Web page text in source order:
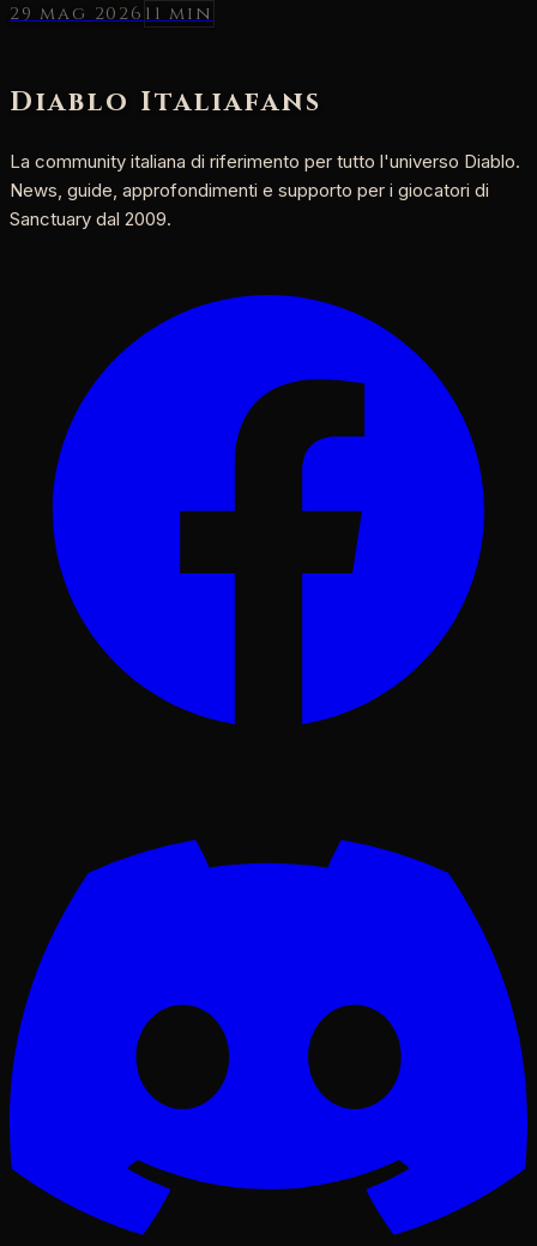
29 mag 2026 11 min
Diablo Italiafans
La community italiana di riferimento per tutto l'universo Diablo.
News, guide, approfondimenti e supporto per i giocatori di
Sanctuary dal 2009.